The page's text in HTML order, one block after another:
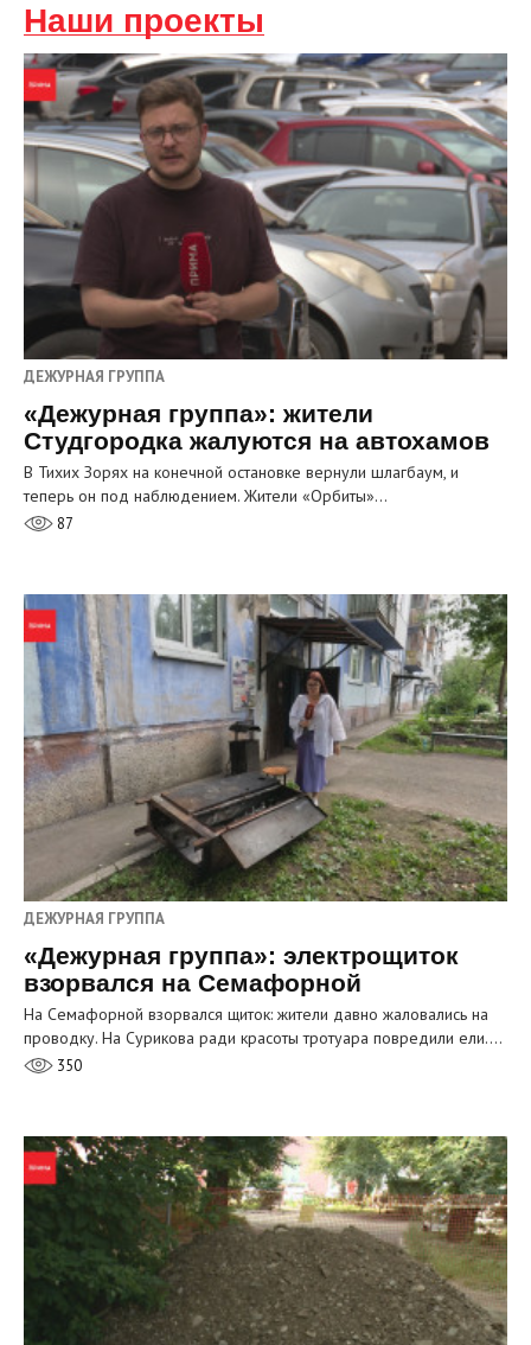
Наши проекты
ДЕЖУРНАЯ ГРУППА
«Дежурная группа»: жители
Студгородка жалуются на автохамов
В Тихих Зорях на конечной остановке вернули шлагбаум, и
теперь он под наблюдением. Жители «Орбиты»…
87
ДЕЖУРНАЯ ГРУППА
«Дежурная группа»: электрощиток
взорвался на Семафорной
На Семафорной взорвался щиток: жители давно жаловались на
проводку. На Сурикова ради красоты тротуара повредили ели.…
350